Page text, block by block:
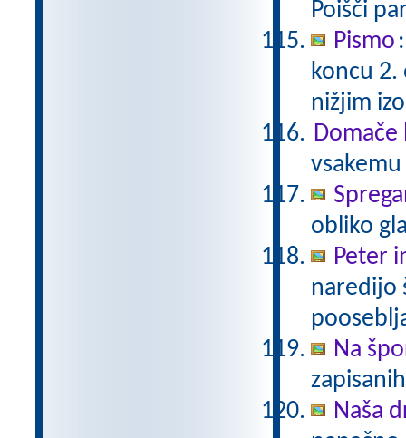
Poišči
Pismo
koncu 2.
nižjim
Domače
obliko
Peter
naredijo
Na
Naša